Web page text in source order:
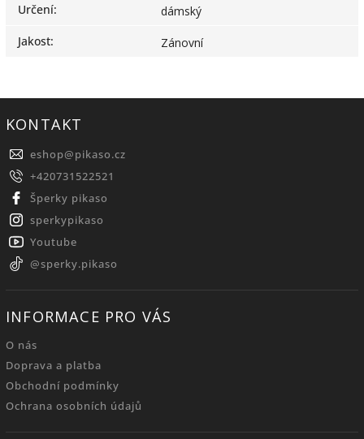
Určení:
dámský
Jakost: Zánovní
KONTAKT
eshop@pikaso.cz
+420731522521
Šperky pikaso
sperkypikaso
Youtube
@sperky.pikaso
INFORMACE PRO VÁS
O nás
Doprava a platba
Obchodní podmínky
Ochrana osobních údajů